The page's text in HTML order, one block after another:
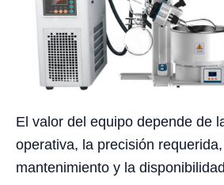
El valor del equipo depende de
operativa, la precisión
mantenimiento y la